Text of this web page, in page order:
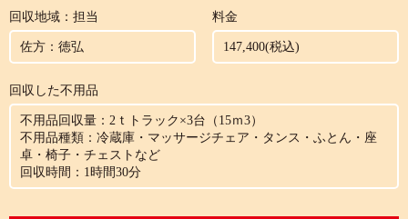
回収地域：担当
佐方：徳弘
料金
147,400(税込)
回収した不用品
不用品回収量：2ｔトラック×3台（15ｍ3）
不用品種類：冷蔵庫・マッサージチェア・タンス・ふとん・座
卓・椅子・チェストなど
回収時間：1時間30分